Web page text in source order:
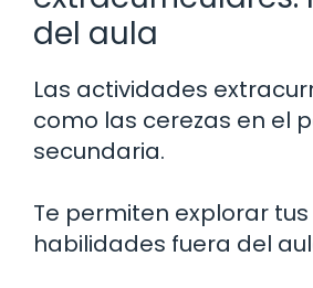
del aula
Las actividades
como las cerezas en el
secundaria.
Te permiten explorar
habilidades fuera del